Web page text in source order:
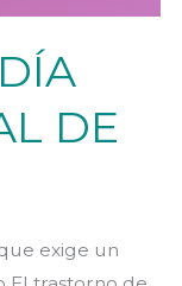
DE
exige un